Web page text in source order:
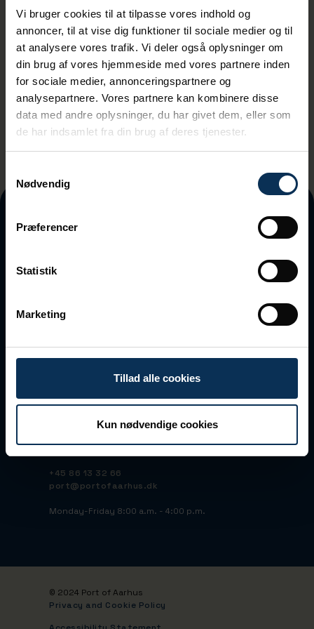
Vi bruger cookies til at tilpasse vores indhold og
annoncer, til at vise dig funktioner til sociale medier og til
at analysere vores trafik. Vi deler også oplysninger om
din brug af vores hjemmeside med vores partnere inden
for sociale medier, annonceringspartnere og
analysepartnere. Vores partnere kan kombinere disse
data med andre oplysninger, du har givet dem, eller som
de har indsamlet fra din brug af deres tjenester.
Nødvendig
Præferencer
Statistik
Marketing
Tillad alle cookies
Kun nødvendige cookies
Ved tilmeding accepterer du vores
privatlivspolitik
EAN No 5790000423668
DK5120000251490015BIC/SWIFT: NDEADKKK
+45 86 13 32 66
port@portofaarhus.dk
Monday-Friday 8:00 a.m. - 4:00 p.m.
Privacy and Cookie Policy
© 2024 Port of Aarhus